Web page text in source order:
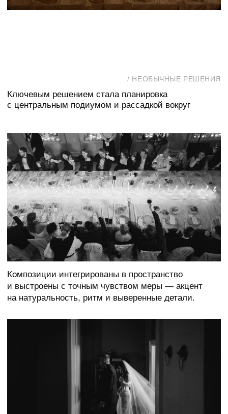
Главная
От руководителя
Об агентстве
Проекты
Журнал
Контакты
присутствия внутри церемонии, а не наблюдения
со стороны.
Все фото Обсудить свадьбу